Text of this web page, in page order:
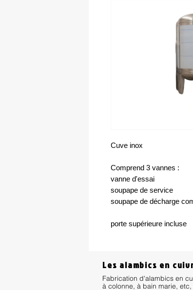
Cuve inox
Comprend 3 vannes :
vanne d'essai
soupape de service
soupape de décharge
porte supérieure incluse
Les alambics en
Fabrication d'alambics en
à colonne, à bain marie,